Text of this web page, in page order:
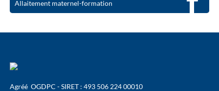
Allaitement maternel-formation
Agréé OGDPC - SIRET : 493 506 224 00010